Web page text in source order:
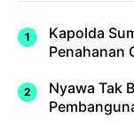
Kapolda
Penahanan
Nyawa Tak